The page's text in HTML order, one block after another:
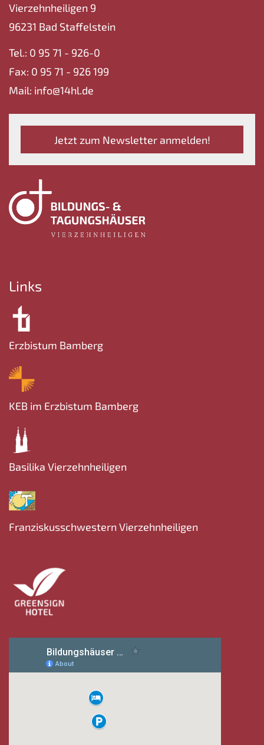
Vierzehnheiligen 9
96231 Bad Staffelstein
Tel.: 0 95 71 - 926-0
Fax: 0 95 71 - 926 199
Mail: info@14hl.de
Jetzt zum Newsletter anmelden!
Links
Erzbistum Bamberg
KEB im Erzbistum Bamberg
Basilika Vierzehnheiligen
Franziskusschwestern Vierzehnheiligen